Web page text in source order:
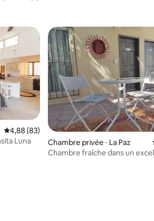
: 4,78 sur 5
Évaluation moyenne sur la base de 83
4,88 (83)
Luna
Chambre privée ⋅ La Paz
Chambre fraîche dans un